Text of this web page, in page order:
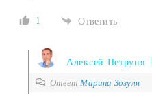
1 Ответить
Алексей Петруня
ОтветМарина Зозуля